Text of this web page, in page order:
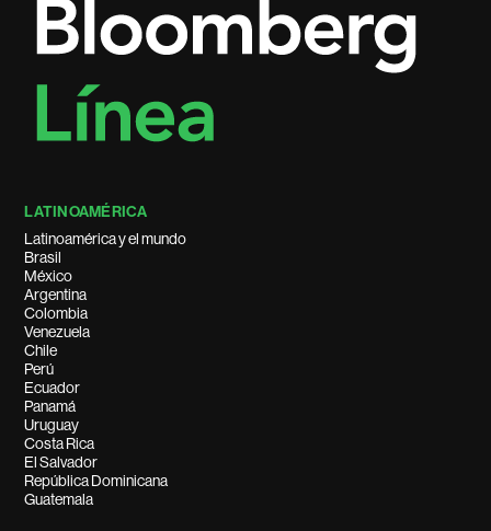
LATINOAMÉRICA
Latinoamérica y el mundo
Brasil
México
Argentina
Colombia
Venezuela
Chile
Perú
Ecuador
Panamá
Uruguay
Costa Rica
El Salvador
República Dominicana
Guatemala